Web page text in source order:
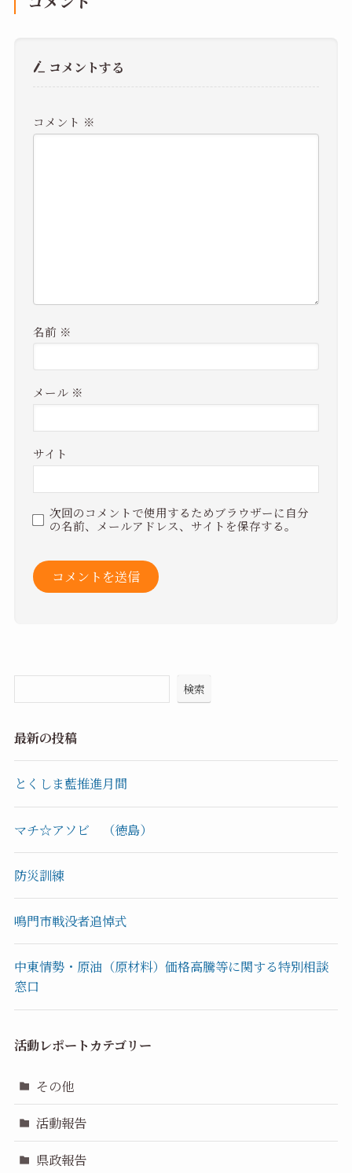
コメントする
コメント ※
名前 ※
メール ※
サイト
次回のコメントで使用するためブラウザーに自分
の名前、メールアドレス、サイトを保存する。
検索
最新の投稿
とくしま藍推進月間
マチ☆アソビ （徳島）
防災訓練
鳴門市戦没者追悼式
中東情勢・原油（原材料）価格高騰等に関する特別相談
窓口
活動レポートカテゴリー
その他
活動報告
県政報告